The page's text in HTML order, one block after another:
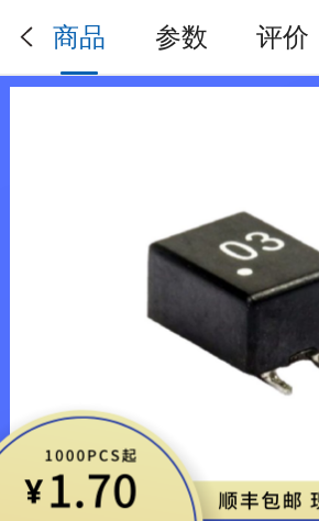
商品 参数 评价